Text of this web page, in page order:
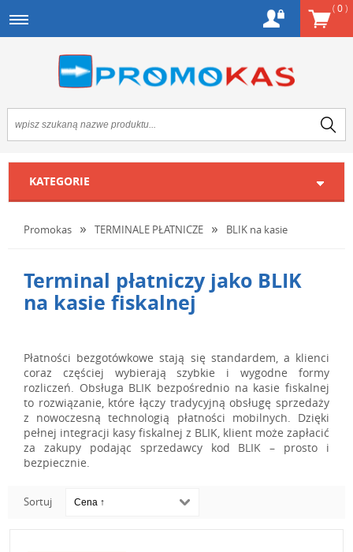
(0)
KATEGORIE
Promokas TERMINALE PŁATNICZE BLIK na kasie
Terminal płatniczy jako BLIK
na kasie fiskalnej
Płatności bezgotówkowe stają się standardem, a klienci
coraz częściej wybierają szybkie i wygodne formy
rozliczeń. Obsługa BLIK bezpośrednio na kasie fiskalnej
to rozwiązanie, które łączy tradycyjną obsługę sprzedaży
z nowoczesną technologią płatności mobilnych. Dzięki
pełnej integracji kasy fiskalnej z BLIK, klient może zapłacić
za zakupy podając sprzedawcy kod BLIK – prosto i
bezpiecznie.
Sortuj